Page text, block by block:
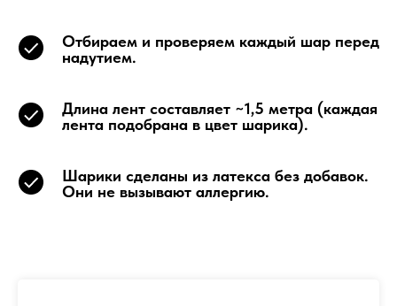
Отбираем и проверяем каждый шар перед
надутием.
Длина лент составляет ~1,5 метра (каждая
лента подобрана в цвет шарика).
Шарики сделаны из латекса без добавок.
Они не вызывают аллергию.